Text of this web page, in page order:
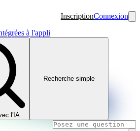
InscriptionConnexion
à l'appli
l'IA
Recherche simple